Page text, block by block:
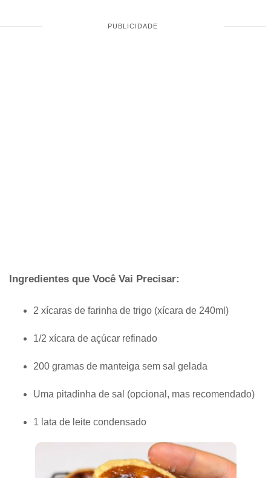
Ingredientes que Você Vai Precisar:
2 xícaras de farinha de trigo (xícara de 240ml)
1/2 xícara de açúcar refinado
200 gramas de manteiga sem sal gelada
Uma pitadinha de sal (opcional, mas recomendado)
1 lata de leite condensado